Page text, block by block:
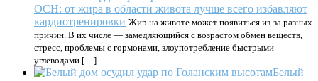
ОСН: от жира в области живота лучше всего избавляют
кардиотренировки Жир на животе может появиться из-за разных
причин. В их числе — замедляющийся с возрастом обмен веществ,
стресс, проблемы с гормонами, злоупотребление быстрыми
углеводами […]
Белый